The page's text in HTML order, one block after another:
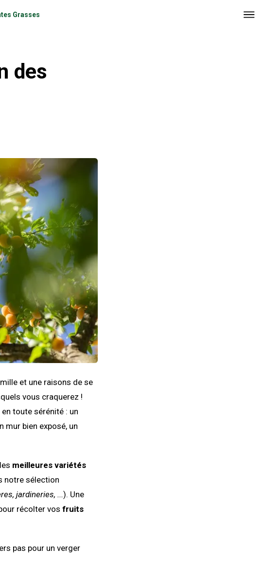
Grasses
des
et une raisons de se
vous craquerez !
toute sérénité : un
mur bien exposé, un
meilleures variétés
notre sélection
jardineries, ...). Une
récolter vos fruits
pas pour un verger